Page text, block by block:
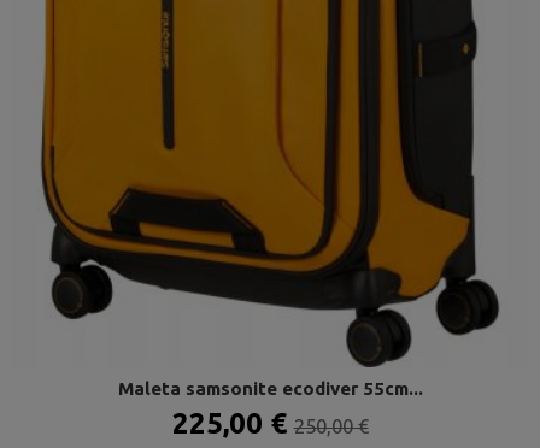
Maleta samsonite ecodiver 55cm...
225,00 €250,00 €